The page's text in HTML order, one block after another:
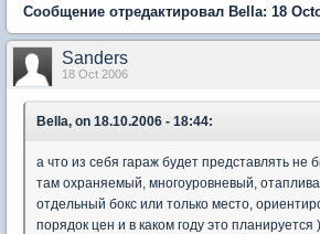
Сообщение отредактировал Bella: 18
Sanders
18 Oct 2006
Bella, on 18.10.2006 - 18:44:
а что из себя гараж будет представлять не
там охраняемый, многоуровневый,
отдельный бокс или только место,
порядок цен и в каком году это планируется